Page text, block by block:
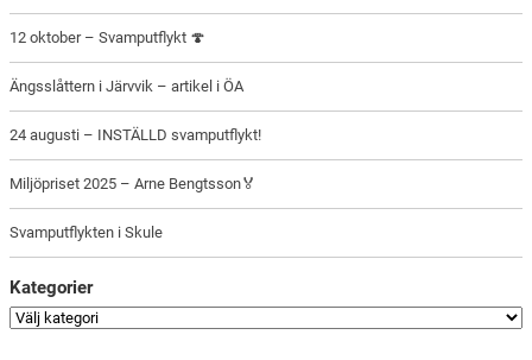
12 oktober – Svamputflykt 🍄
Ängsslåttern i Järvvik – artikel i ÖA
24 augusti – INSTÄLLD svamputflykt!
Miljöpriset 2025 – Arne Bengtsson🏅
Svamputflykten i Skule
Kategorier